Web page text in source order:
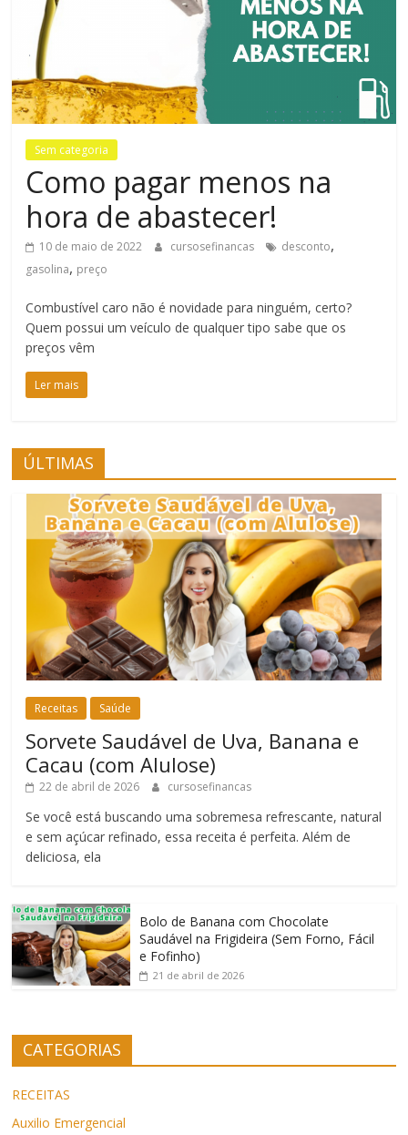
Estar
Sem categoria
Como pagar menos na
hora de abastecer!
10 de maio de 2022 cursosefinancas desconto,
gasolina, preço
Combustível caro não é novidade para ninguém, certo?
Quem possui um veículo de qualquer tipo sabe que os
preços vêm
Ler mais
ÚLTIMAS
Receitas Saúde
Sorvete Saudável de Uva, Banana e
Cacau (com Alulose)
22 de abril de 2026 cursosefinancas
Se você está buscando uma sobremesa refrescante, natural
e sem açúcar refinado, essa receita é perfeita. Além de
deliciosa, ela
Bolo de Banana com Chocolate
Saudável na Frigideira (Sem Forno, Fácil
e Fofinho)
21 de abril de 2026
CATEGORIAS
RECEITAS
Auxilio Emergencial